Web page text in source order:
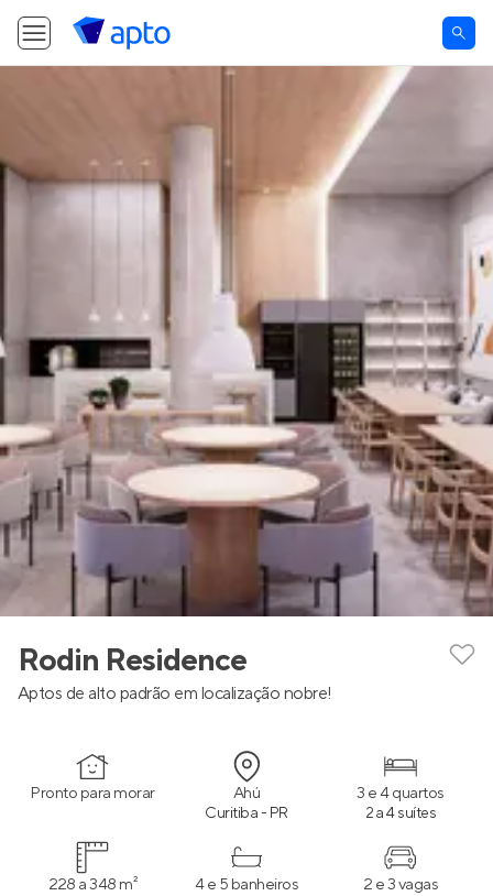
Rodin Residence
Aptos de alto padrão em localização nobre!
Pronto para morar Ahú
Curitiba - PR
3 e 4 quartos
2 a 4 suítes
228 a 348 m² 4 e 5 banheiros 2 e 3 vagas